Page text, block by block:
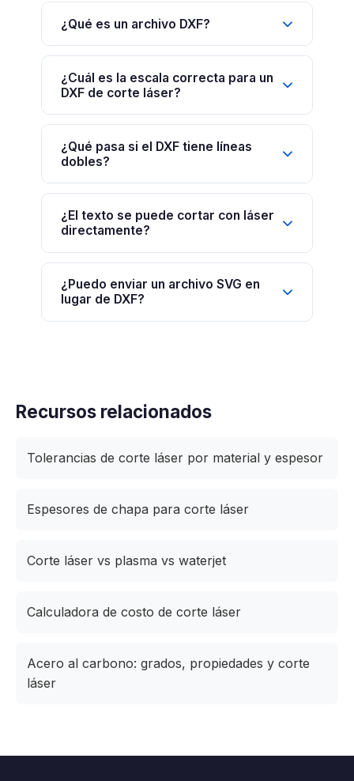
¿Qué es un archivo DXF?
¿Cuál es la escala correcta para un
DXF de corte láser?
¿Qué pasa si el DXF tiene líneas
dobles?
¿El texto se puede cortar con láser
directamente?
¿Puedo enviar un archivo SVG en
lugar de DXF?
Recursos relacionados
Tolerancias de corte láser por material y espesor
Espesores de chapa para corte láser
Corte láser vs plasma vs waterjet
Calculadora de costo de corte láser
Acero al carbono: grados, propiedades y corte
láser